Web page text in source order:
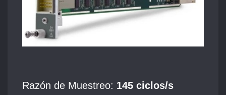
Razón de Muestreo: 145 ciclos/s